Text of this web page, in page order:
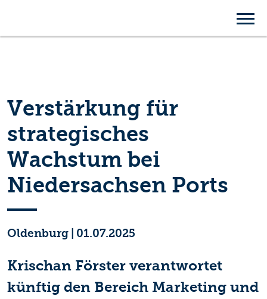
Verstärkung für
strategisches
Wachstum bei
Niedersachsen Ports
Oldenburg 01.07.2025
Krischan Förster verantwortet
künftig den Bereich Marketing und